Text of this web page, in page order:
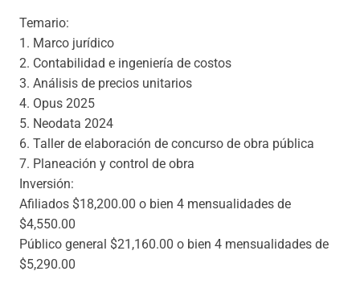
Temario:
1. Marco jurídico
2. Contabilidad e ingeniería de costos
3. Análisis de precios unitarios
4. Opus 2025
5. Neodata 2024
6. Taller de elaboración de concurso de obra pública
7. Planeación y control de obra
Inversión:
Afiliados $18,200.00 o bien 4 mensualidades de
$4,550.00
Público general $21,160.00 o bien 4 mensualidades de
$5,290.00